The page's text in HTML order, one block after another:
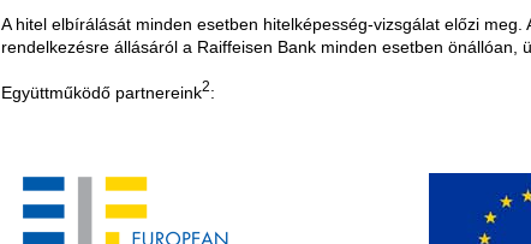
A hitel elbírálását minden esetben hitelképesség-vizsgálat előzi meg.
rendelkezésre állásáról a Raiffeisen Bank minden esetben önállóan,
Együttműködő partnereink2: